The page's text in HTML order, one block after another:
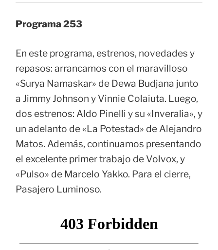
Programa 253
En este programa, estrenos, novedades y
repasos: arrancamos con el maravilloso
«Surya Namaskar» de Dewa Budjana junto
a Jimmy Johnson y Vinnie Colaiuta. Luego,
dos estrenos: Aldo Pinelli y su «Inveralia», y
un adelanto de «La Potestad» de Alejandro
Matos. Además, continuamos presentando
el excelente primer trabajo de Volvox, y
«Pulso» de Marcelo Yakko. Para el cierre,
Pasajero Luminoso.